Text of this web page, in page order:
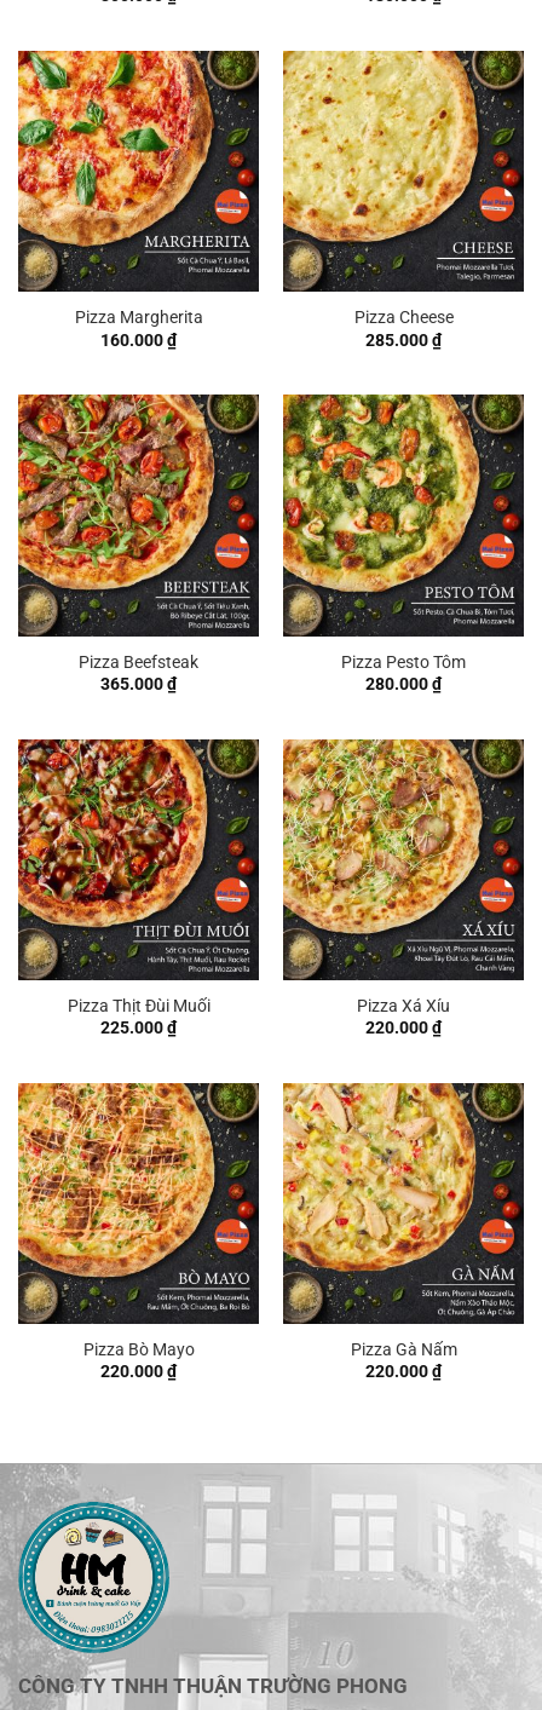
Pizza Margherita
160.000₫
Pizza Cheese
285.000₫
Pizza Beefsteak
365.000₫
Pizza Pesto Tôm
280.000₫
Pizza Thịt Đùi Muối
225.000₫
Pizza Xá Xíu
220.000₫
Pizza Bò Mayo
220.000₫
Pizza Gà Nấm
220.000₫
CÔNG TY TNHH THUẬN TRƯỜNG PHONG